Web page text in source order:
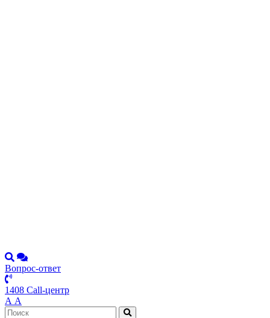
Вопрос-ответ
1408 Call-центр
А А